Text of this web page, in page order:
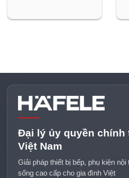
Đại lý ủy quyền chính
Việt Nam
Giải pháp thiết bị bếp, phụ kiện
sống cao cấp cho gia đình Việt